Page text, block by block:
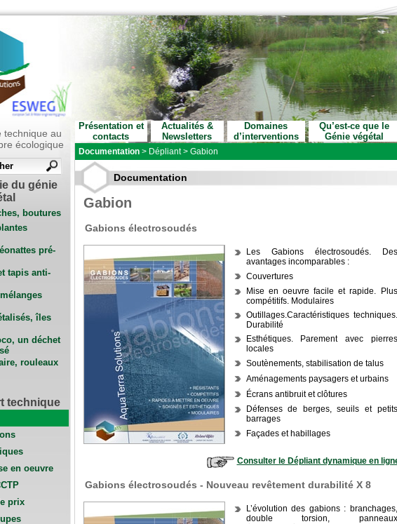
technique au
écologique
du génie
boutures
pré-
tapis anti-
îles
un déchet
rouleaux
technique
en oeuvre
prix
Présentation et
contacts
Actualités &
Newsletters
Domaines
d’interventions
Qu’est-ce que le
Génie végétal
Documentation > Dépliant> Gabion
Documentation
Gabion
Gabions électrosoudés
Les Gabions électrosoudés. Des
avantages incomparables :
Couvertures
Mise en oeuvre facile et rapide. Plus
compétitifs. Modulaires
Outillages.Caractéristiques techniques.
Durabilité
Esthétiques. Parement avec pierres
locales
Soutènements, stabilisation de talus
Aménagements paysagers et urbains
Écrans antibruit et clôtures
Défenses de berges, seuils et petits
barrages
Façades et habillages
Consulter le Dépliant dynamique en
Gabions électrosoudés - Nouveau revêtement durabilité X 8
L’évolution des gabions : branchages,
double torsion, panneaux